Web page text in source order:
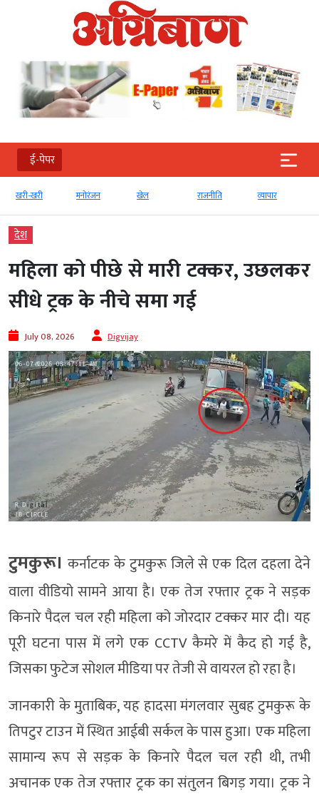
ई-पेपर
खरी-खरी मनोरंजन खेल राजनीति व्‍यापार
देश
महिला को पीछे से मारी टक्कर, उछलकर
सीधे ट्रक के नीचे समा गई
July 08, 2026 Digvijay
टुमकुरू। कर्नाटक के टुमकुरू जिले से एक दिल दहला देने
वाला वीडियो सामने आया है। एक तेज रफ्तार ट्रक ने सड़क
किनारे पैदल चल रही महिला को जोरदार टक्कर मार दी। यह
पूरी घटना पास में लगे एक CCTV कैमरे में कैद हो गई है,
जिसका फुटेज सोशल मीडिया पर तेजी से वायरल हो रहा है।
जानकारी के मुताबिक, यह हादसा मंगलवार सुबह टुमकुरू के
तिपटुर टाउन में स्थित आईबी सर्कल के पास हुआ। एक महिला
सामान्य रूप से सड़क के किनारे पैदल चल रही थी, तभी
अचानक एक तेज रफ्तार ट्रक का संतुलन बिगड़ गया। ट्रक ने